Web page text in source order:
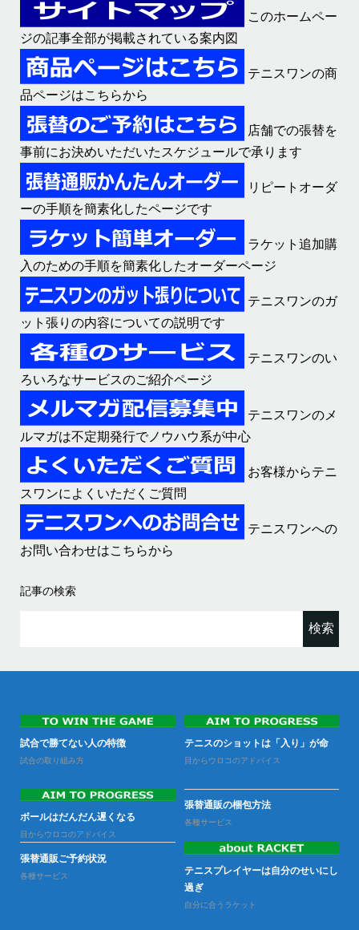
このホームペー
ジの記事全部が掲載されている案内図
テニスワンの商
品ページはこちらから
店舗での張替を
事前にお決めいただいたスケジュールで承ります
リピートオーダ
ーの手順を簡素化したページです
ラケット追加購
入のための手順を簡素化したオーダーページ
テニスワンのガ
ット張りの内容についての説明です
テニスワンのい
ろいろなサービスのご紹介ページ
テニスワンのメ
ルマガは不定期発行でノウハウ系が中心
お客様からテニ
スワンによくいただくご質問
テニスワンへの
お問い合わせはこちらから
記事の検索
試合で勝てない人の特徴
試合の取り組み方
テニスのショットは「入り」が命
目からウロコのアドバイス
ボールはだんだん遅くなる
目からウロコのアドバイス
張替通販の梱包方法
各種サービス
張替通販ご予約状況
各種サービス
テニスプレイヤーは自分のせいにし
過ぎ
自分に合うラケット